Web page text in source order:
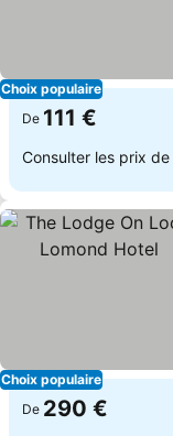
Choix populaire
De 111 €
Consulter les prix de
Choix populaire
De 290 €